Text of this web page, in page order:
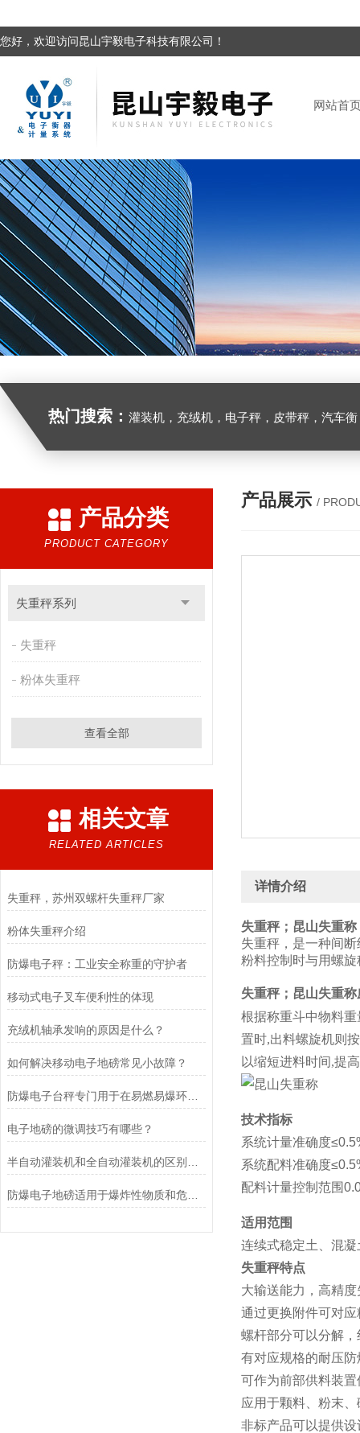
您好，欢迎访问昆山宇毅电子科技有限公司！
网站首
热门搜索： 灌装机，充绒机，电子秤，皮带秤，汽车
产品分类
PRODUCT CATEGORY
失重秤系列
失重秤
粉体失重秤
查看全部
相关文章
RELATED ARTICLES
失重秤，苏州双螺杆失重秤厂家
粉体失重秤介绍
防爆电子秤：工业安全称重的守护者
移动式电子叉车便利性的体现
充绒机轴承发响的原因是什么？
如何解决移动电子地磅常见小故障？
防爆电子台秤专门用于在易燃易爆环境中进行称重操作
电子地磅的微调技巧有哪些？
防爆电子地磅适用于爆炸性物质和危险场所的称重计量
产品展示 /
详情介绍
失重秤； 昆山失重称
失重秤，是一种间
粉料控制时与用螺
失重秤； 昆山失重称
根据称重斗中物料
置时,出料螺旋机则
以缩短进料时间,提
技术指标
系统计量准确度
系统配料准确度
配料计量控制范围
适用范围
连续式稳定土、混
失重秤特点
大输送能力，高精
通过更换附件可对
螺杆部分可以分解
有对应规格的耐压
可作为前部供料装置
应用于颗料、粉末
非标产品可以提供设